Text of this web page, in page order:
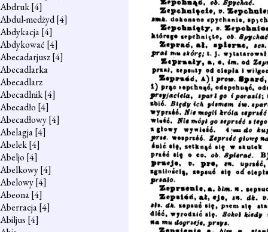
Abdruk[4]
Abdul-medżyd[4]
Abdykacja[4]
Abdykować [4]
Abecadarjusz[4]
Abecadlarka
Abecadlarz
Abecadlnik[4]
Abecadło [4]
Abecadłowy[4]
Abelagja[4]
Abelek[4]
Abeljo [4]
Abelkowy[4]
Abelowy[4]
Abeona[4]
Aberracja[4]
Abiljus [4]